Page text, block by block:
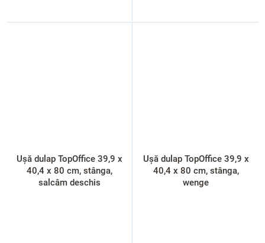
Ușă dulap TopOffice 39,9 x
40,4 x 80 cm, stânga,
salcâm deschis
Ușă dulap TopOffice 39,9 x
40,4 x 80 cm, stânga,
wenge